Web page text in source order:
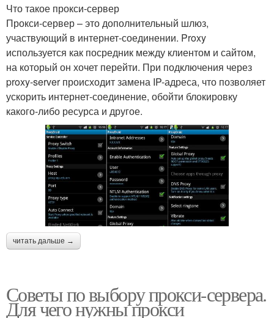
Что такое прокси-сервер
Прокси-сервер – это дополнительный шлюз,
участвующий в интернет-соединении. Proxy
используется как посредник между клиентом и сайтом,
на который он хочет перейти. При подключения через
proxy-server происходит замена IP-адреса, что позволяет
ускорить интернет-соединение, обойти блокировку
какого-либо ресурса и другое.
читать дальше →
Советы по выбору прокси-сервера.
Для чего нужны прокси